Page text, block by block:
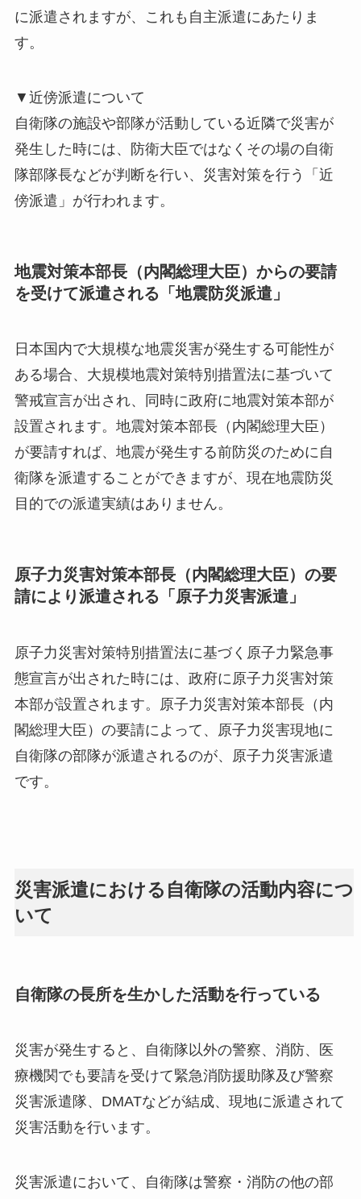
に派遣されますが、これも自主派遣にあたりま
す。
▼近傍派遣について
自衛隊の施設や部隊が活動している近隣で災害が
発生した時には、防衛大臣ではなくその場の自衛
隊部隊長などが判断を行い、災害対策を行う「近
傍派遣」が行われます。
地震対策本部長（内閣総理大臣）からの要請
を受けて派遣される「地震防災派遣」
日本国内で大規模な地震災害が発生する可能性が
ある場合、大規模地震対策特別措置法に基づいて
警戒宣言が出され、同時に政府に地震対策本部が
設置されます。地震対策本部長（内閣総理大臣）
が要請すれば、地震が発生する前防災のために自
衛隊を派遣することができますが、現在地震防災
目的での派遣実績はありません。
原子力災害対策本部長（内閣総理大臣）の要
請により派遣される「原子力災害派遣」
原子力災害対策特別措置法に基づく原子力緊急事
態宣言が出された時には、政府に原子力災害対策
本部が設置されます。原子力災害対策本部長（内
閣総理大臣）の要請によって、原子力災害現地に
自衛隊の部隊が派遣されるのが、原子力災害派遣
です。
災害派遣における自衛隊の活動内容につ
いて
自衛隊の長所を生かした活動を行っている
災害が発生すると、自衛隊以外の警察、消防、医
療機関でも要請を受けて緊急消防援助隊及び警察
災害派遣隊、DMATなどが結成、現地に派遣されて
災害活動を行います。
災害派遣において、自衛隊は警察・消防の他の部